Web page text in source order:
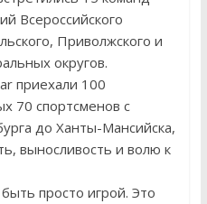
Всероссийского
Приволжского и
округов.
приехали 100
70 спортсменов с
до Ханты-Мансийска,
выносливость и волю к
просто игрой. Это